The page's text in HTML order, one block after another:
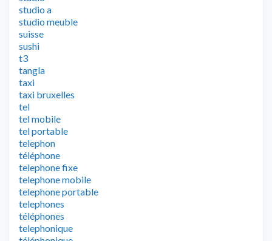
studio a
studio meuble
suisse
sushi
t3
tangla
taxi
taxi bruxelles
tel
tel mobile
tel portable
telephon
téléphone
telephone fixe
telephone mobile
telephone portable
telephones
téléphones
telephonique